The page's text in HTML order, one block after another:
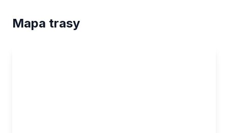
Mapa trasy